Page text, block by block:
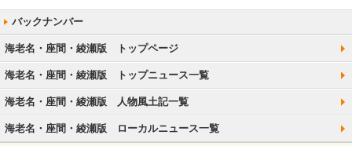
海老名・座間・綾瀬版 トップページ
海老名・座間・綾瀬版 トップニュース一覧
海老名・座間・綾瀬版 人物風土記一覧
海老名・座間・綾瀬版 ローカルニュース一覧